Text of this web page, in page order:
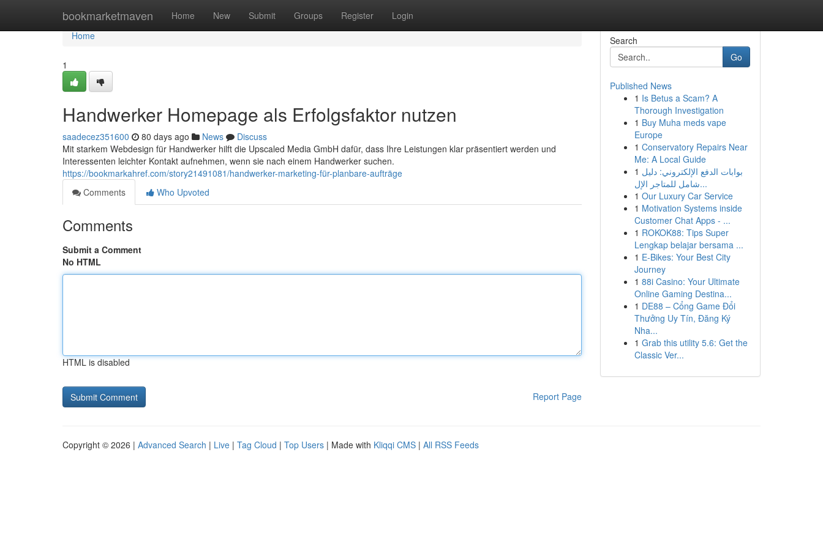
bookmarketmaven Home New Submit Groups Register Login
Home
Home
1
Handwerker Homepage als Erfolgsfaktor nutzen
saadecez351600 80 days ago News
Discuss
Mit starkem Webdesign für Handwerker hilft die Upscaled Media GmbH dafür, dass Ihre Leistungen klar präsentiert werden und
Interessenten leichter Kontakt aufnehmen, wenn sie nach einem Handwerker suchen.
https://bookmarkahref.com/story21491081/handwerker-marketing-für-planbare-aufträge
Comments
Who Upvoted
Comments
Submit a Comment
No HTML
HTML is disabled
Report Page
Search
Go
Published News
1 Is Betus a Scam? A
Thorough Investigation
1 Buy Muha meds vape
Europe
1 Conservatory Repairs Near
Me: A Local Guide
1 بوابات الدفع الإلكتروني: دليل
شامل للمتاجر الإل...
1 Our Luxury Car Service
1 Motivation Systems inside
Customer Chat Apps - ...
1 ROKOK88: Tips Super
Lengkap belajar bersama ...
1 E-Bikes: Your Best City
Journey
1 88i Casino: Your Ultimate
Online Gaming Destina...
1 DE88 – Cổng Game Đổi
Thưởng Uy Tín, Đăng Ký
Nha...
1 Grab this utility 5.6: Get the
Classic Ver...
Copyright © 2026 | Advanced Search | Live | Tag Cloud | Top Users | Made with Kliqqi CMS | All RSS Feeds